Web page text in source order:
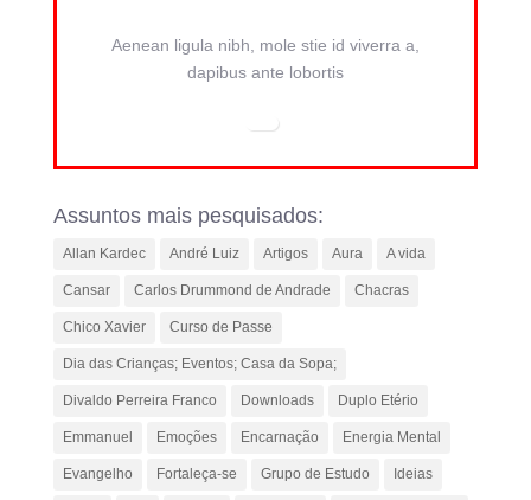
Aenean ligula nibh, mole stie id viverra a,
dapibus ante lobortis
Assuntos mais pesquisados:
Allan Kardec André Luiz Artigos Aura A vida
Cansar Carlos Drummond de Andrade Chacras
Chico Xavier Curso de Passe
Dia das Crianças; Eventos; Casa da Sopa;
Divaldo Perreira Franco Downloads Duplo Etério
Emmanuel Emoções Encarnação Energia Mental
Evangelho Fortaleça-se Grupo de Estudo Ideias